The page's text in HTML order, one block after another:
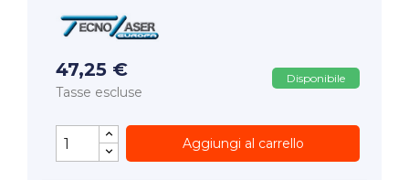
47,25 €
Tasse escluse
Disponibile
Aggiungi al carrello